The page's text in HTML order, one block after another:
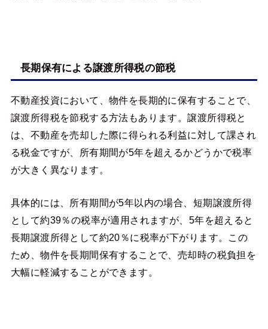
長期保有による譲渡所得税の節税
不動産投資において、物件を長期的に保有することで、
譲渡所得税を節税する方法もあります。譲渡所得税と
は、不動産を売却した際に得られる利益に対して課され
る税金ですが、所有期間が5年を超えるかどうかで税率
が大きく異なります。
具体的には、所有期間が5年以内の場合、短期譲渡所得
として約39％の税率が適用されますが、5年を超えると
長期譲渡所得として約20％に税率が下がります。この
ため、物件を長期間保有することで、売却時の税負担を
大幅に軽減することができます。